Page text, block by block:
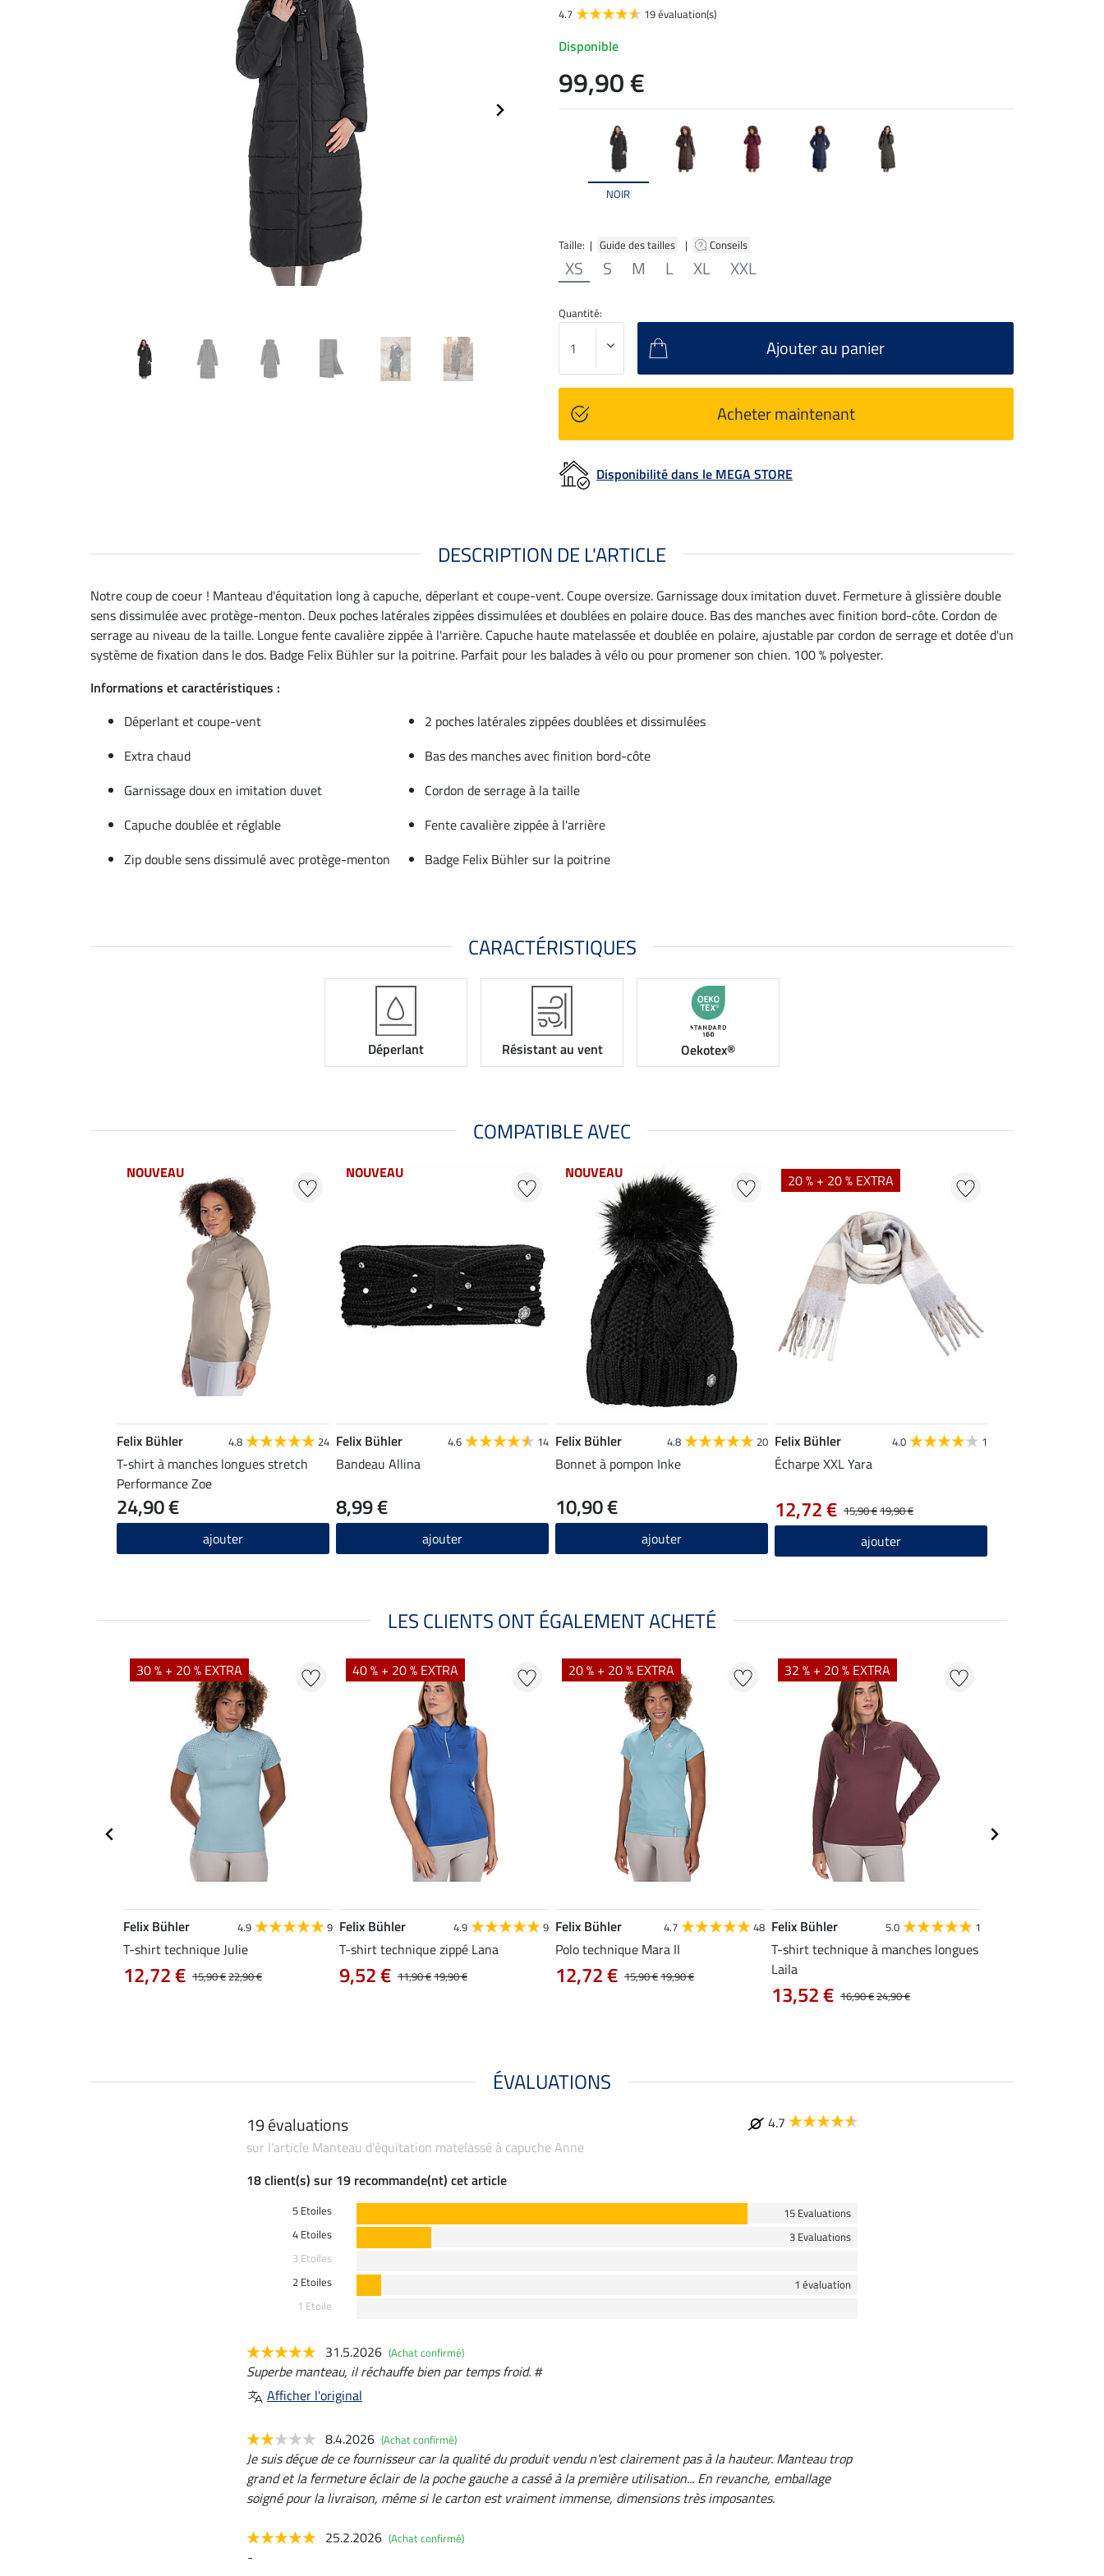
NOIR
Taille: | Guide des tailles | Conseils
XS S M L XL XXL
4.7
19 évaluation(s)
Disponible
99,90 €
Quantité:
Ajouter au panier
Acheter maintenant
Disponibilité dans le MEGA STORE
DESCRIPTION DE L'ARTICLE
Notre coup de coeur ! Manteau d'équitation long à capuche, déperlant et coupe-vent. Coupe oversize. Garnissage doux imitation duvet. Fermeture à glissière double
sens dissimulée avec protège-menton. Deux poches latérales zippées dissimulées et doublées en polaire douce. Bas des manches avec finition bord-côte. Cordon de
serrage au niveau de la taille. Longue fente cavalière zippée à l'arrière. Capuche haute matelassée et doublée en polaire, ajustable par cordon de serrage et dotée d'un
système de fixation dans le dos. Badge Felix Bühler sur la poitrine. Parfait pour les balades à vélo ou pour promener son chien. 100 % polyester.
Informations et caractéristiques :
Déperlant et coupe-vent
2 poches latérales zippées doublées et dissimulées
Extra chaud
Bas des manches avec finition bord-côte
Garnissage doux en imitation duvet
Cordon de serrage à la taille
Capuche doublée et réglable
Fente cavalière zippée à l'arrière
Zip double sens dissimulé avec protège-menton
Badge Felix Bühler sur la poitrine
CARACTÉRISTIQUES
Déperlant Résistant au vent Oekotex®
COMPATIBLE AVEC
NOUVEAU
Felix Bühler 4.8 24
T-shirt à manches longues stretch
Performance Zoe
24,90 €
ajouter
NOUVEAU
Felix Bühler 4.6 14
Bandeau Allina
8,99 €
ajouter
NOUVEAU
Felix Bühler 4.8 20
Bonnet à pompon Inke
10,90 €
ajouter
20 % + 20 % EXTRA
Felix Bühler 4.0 1
Écharpe XXL Yara
15,90 €19,90 €
12,72 €
ajouter
LES CLIENTS ONT ÉGALEMENT ACHETÉ
30 % + 20 % EXTRA
Felix Bühler 4.9 9
T-shirt technique Julie
15,90 €22,90 €
12,72 €
40 % + 20 % EXTRA
Felix Bühler 4.9 9
T-shirt technique zippé Lana
11,90 €19,90 €
9,52 €
20 % + 20 % EXTRA
Felix Bühler 4.7 48
Polo technique Mara II
15,90 €19,90 €
12,72 €
32 % + 20 % EXTRA
Felix Bühler 5.0 1
T-shirt technique à manches longues
Laila
16,90 €24,90 €
13,52 €
ÉVALUATIONS
19 évaluations
4.7
sur l'article Manteau d'équitation matelassé à capuche Anne
18 client(s) sur 19 recommande(nt) cet article
5 Etoiles
15 Evaluations
4 Etoiles
3 Evaluations
3 Etoiles
2 Etoiles
1 évaluation
1 Etoile
31.5.2026 (Achat confirmé)
Superbe manteau, il réchauffe bien par temps froid. #
Afficher l'original
8.4.2026 (Achat confirmé)
Je suis déçue de ce fournisseur car la qualité du produit vendu n'est clairement pas à la hauteur. Manteau trop
grand et la fermeture éclair de la poche gauche a cassé à la première utilisation... En revanche, emballage
soigné pour la livraison, même si le carton est vraiment immense, dimensions très imposantes.
25.2.2026 (Achat confirmé)
-